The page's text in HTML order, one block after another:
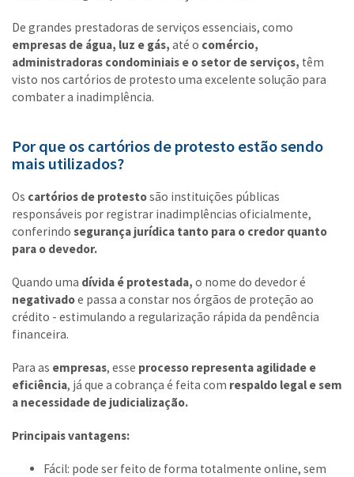
De grandes prestadoras de serviços essenciais, como
empresas de água, luz e gás, até o comércio,
administradoras condominiais e o setor de serviços, têm
visto nos cartórios de protesto uma excelente solução para
combater a inadimplência.
Por que os cartórios de protesto estão sendo
mais utilizados?
Os cartórios de protestosão instituições públicas
responsáveis por registrar inadimplências oficialmente,
conferindo segurança jurídica tanto para o credor quanto
para o devedor.
Quando uma dívida é protestada, o nome do devedor é
negativadoe passa a constar nos órgãos de proteção ao
crédito - estimulando a regularização rápida da pendência
financeira.
Para as empresas, esse processo representa agilidade e
eficiência, já que a cobrança é feita com respaldo legal e sem
a necessidade de judicialização.
Principais vantagens:
Fácil: pode ser feito de forma totalmente online, sem